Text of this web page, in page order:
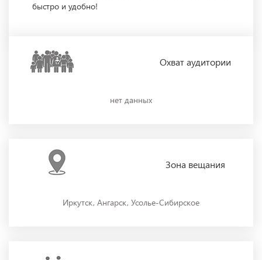
быстро и удобно!
Охватаудитории
нет данных
Зона вещания
Иркутск, Ангарск, Усолье-Сибирское